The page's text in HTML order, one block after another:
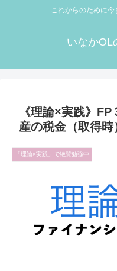
これからのために
いなかOL
《理論×実践》
産の税金（取得時
「理論×実践」で絶賛勉強中